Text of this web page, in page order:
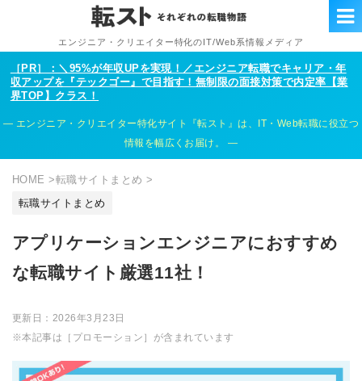
エンジニア・クリエイター特化のIT/Web系情報メディア
［PR］：＼95%が年収UPを実現！／エンジニア転職でキャリア・年
収アップを『テックゴー』で目指す！無制限の面接対策で内定率【業
界TOP】クラス！
エンジニア・クリエイター特化サイト『転スト』は、IT・Web転職に役立つ
情報を幅広くお届け。
HOME >転職サイトまとめ >
転職サイトまとめ
アプリケーションエンジニアにおすすめ
な転職サイト厳選11社！
更新日： 2026年3月23日
※本記事は［プロモーション］が含まれています